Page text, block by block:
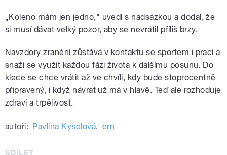
„Koleno mám jen jedno," uvedl s nadsázkou a dodal, že
si musí dávat velký pozor, aby se nevrátil příliš brzy.
Navzdory zranění zůstává v kontaktu se sportem i prací a
snaží se využít každou fázi života k dalšímu posunu. Do
klece se chce vrátit až ve chvíli, kdy bude stoprocentně
připravený, i když návrat už má v hlavě. Teď ale rozhoduje
zdraví a trpělivost.
autoři: Pavlína Kyselová, ern